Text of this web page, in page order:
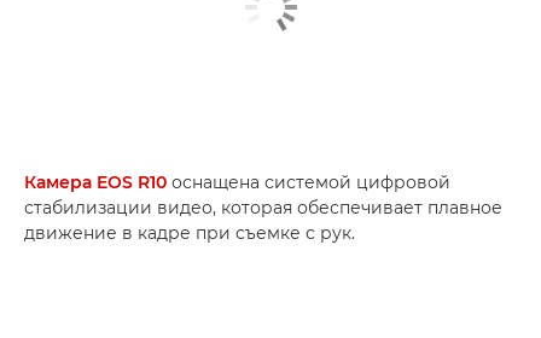
Камера EOS R10 оснащена системой цифровой
стабилизации видео, которая обеспечивает плавное
движение в кадре при съемке с рук.